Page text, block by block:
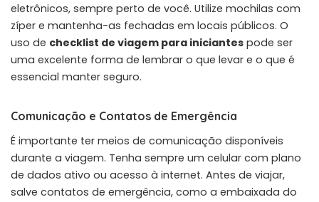
eletrônicos, sempre perto de você. Utilize mochilas com
zíper e mantenha-as fechadas em locais públicos. O
uso de checklist de viagem para iniciantes pode ser
uma excelente forma de lembrar o que levar e o que é
essencial manter seguro.
Comunicação e Contatos de Emergência
É importante ter meios de comunicação disponíveis
durante a viagem. Tenha sempre um celular com plano
de dados ativo ou acesso à internet. Antes de viajar,
salve contatos de emergência, como a embaixada do